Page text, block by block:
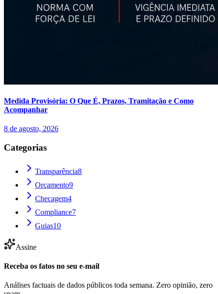
Medida Provisória: O Que É, Prazos, Tramitação e Como
Acompanhar
8 de agosto, 2026
Categorias
Transparência8
Orçamento9
Checagem4
Compliance7
Guias10
Assine
Receba os fatos no seu e-mail
Análises factuais de dados públicos toda semana. Zero opinião, zero